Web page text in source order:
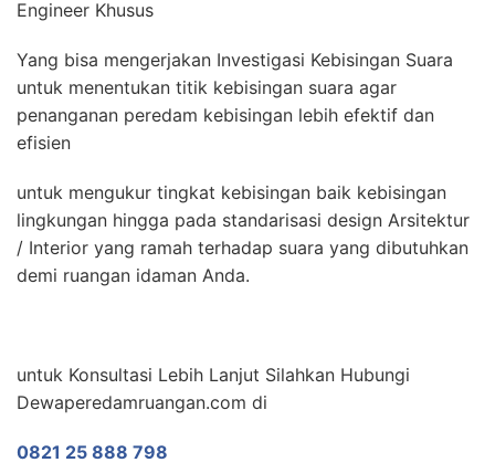
Engineer Khusus
Yang bisa mengerjakan Investigasi Kebisingan Suara
untuk menentukan titik kebisingan suara agar
penanganan peredam kebisingan lebih efektif dan
efisien
untuk mengukur tingkat kebisingan baik kebisingan
lingkungan hingga pada standarisasi design Arsitektur
/ Interior yang ramah terhadap suara yang dibutuhkan
demi ruangan idaman Anda.
untuk Konsultasi Lebih Lanjut Silahkan Hubungi
Dewaperedamruangan.com di
0821 25 888 798